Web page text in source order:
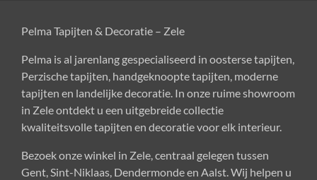
Pelma Tapijten & Decoratie – Zele
Pelma is al jarenlang gespecialiseerd in oosterse tapijten,
Perzische tapijten, handgeknoopte tapijten, moderne
tapijten en landelijke decoratie. In onze ruime showroom
in Zele ontdekt u een uitgebreide collectie
kwaliteitsvolle tapijten en decoratie voor elk interieur.
Bezoek onze winkel in Zele, centraal gelegen tussen
Gent, Sint-Niklaas, Dendermonde en Aalst. Wij helpen u